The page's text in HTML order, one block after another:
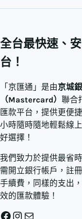
全台最快速、
台！
「京匯通」是由京城
（Mastercard）聯合
匯款平台，提供更便
小時隨時隨地輕鬆線
好選擇！
我們致力於提供最省
需開立銀行帳戶，註
手續費，同樣的支出
效的匯款體驗！
Facebook
Instagram
電子郵件